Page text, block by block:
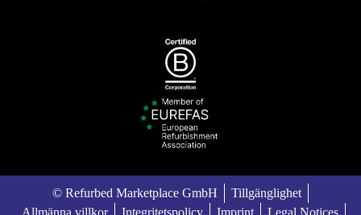
© Refurbed Marketplace GmbH
Tillgänglighet
Allmänna villkor
Integritetspolicy Imprint Legal Notices